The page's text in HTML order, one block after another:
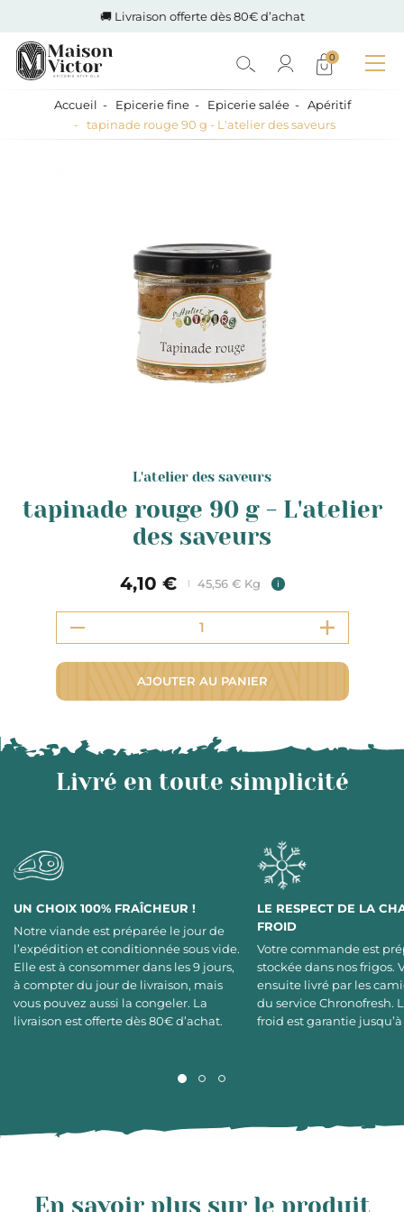
🚚 Livraison offerte dès 80€ d’achat
0
Accueil Epicerie fine Epicerie salée
Apéritif
tapinade rouge 90 g - L'atelier des saveurs
L'atelier des saveurs
tapinade rouge 90 g - L'atelier
des saveurs
4,10 € 45,56 € Kg i
AJOUTER AU PANIER
Livré en toute simplicité
UN CHOIX 100% FRAÎCHEUR !
Notre viande est préparée le jour de
l’expédition et conditionnée sous vide.
Elle est à consommer dans les 9 jours,
à compter du jour de livraison, mais
vous pouvez aussi la congeler. La
livraison est offerte dès 80€ d’achat.
LE RESPECT DE LA
FROID
Votre commande est
stockée dans nos frigos.
ensuite livré par les
du service Chronofresh.
froid est garantie
En savoir plus sur le produit